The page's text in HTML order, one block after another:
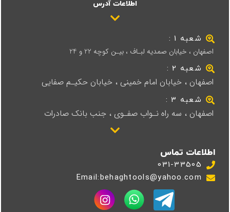
اطلاعات آدرس
شعبه 1 :
اصفهان ، خیابان صمدیه لبـاف ، بیـن کوچه 22 و 24
شعبه 2 :
اصفهان ، خیابان امام خمینی ، خیابان حکیـم صفایی
شعبه 3 :
اصفهان ، سه راه نـواب صفـوی ، جنب بانک صادرات
اطلاعات تماس
031-33505
Email:behaghtools@yahoo.com